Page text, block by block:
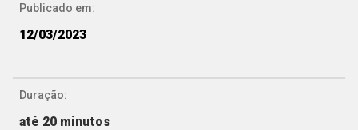
Publicado em:
12/03/2023
Duração:
até 20 minutos